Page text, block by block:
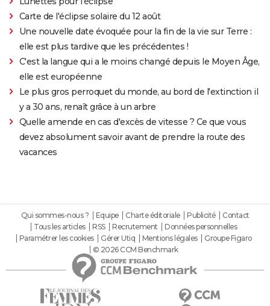
Carte de l'éclipse solaire du 12 août
Une nouvelle date évoquée pour la fin de la vie sur Terre :
elle est plus tardive que les précédentes !
C'est la langue qui a le moins changé depuis le Moyen Âge,
elle est européenne
Le plus gros perroquet du monde, au bord de l'extinction il
y a 30 ans, renaît grâce à un arbre
Quelle amende en cas d'excès de vitesse ? Ce que vous
devez absolument savoir avant de prendre la route des
vacances
Qui sommes-nous ? Equipe Charte éditoriale Publicité
Contact
Tous les articles
RSS Recrutement
Données personnelles
Paramétrer les cookies
Gérer Utiq Mentions légales
Groupe Figaro
© 2026 CCM Benchmark